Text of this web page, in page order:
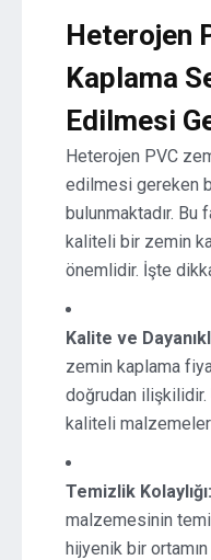
Heterojen
Kaplama
Edilmesi
Heterojen PVC
edilmesi gereken
bulunmaktadır. Bu
kaliteli bir zemin
önemlidir. İşte
Kalite ve
zemin kaplama
doğrudan
kaliteli
Temizlik Kolaylığı:
malzemesinin
hijyenik bir ortamın